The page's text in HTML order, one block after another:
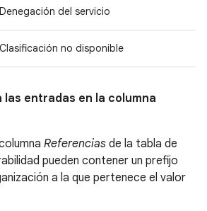
Denegación del servicio
Clasificación no disponible
las entradas en la columna
Referencias de la tabla de
pueden contener un prefijo
a la que pertenece el valor